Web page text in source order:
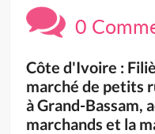
0
Côte d'Ivoire :
marché de petits
à Grand-Bassam,
marchands et la